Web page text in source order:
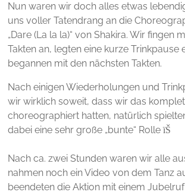
Nun waren wir doch alles etwas
uns voller Tatendrang an die
„Dare (La la la)“ von Shakira. Wir fingen
Takten an, legten eine kurze Trinkpause
begannen mit den nächsten Takten.
Nach einigen Wiederholungen und
wir wirklich soweit, dass wir das
choreographiert hatten, natürlich
dabei eine sehr große „bunte“ RolleïŠ
Nach ca. zwei Stunden waren wir alle
nahmen noch ein Video von dem Tanz
beendeten die Aktion mit einem